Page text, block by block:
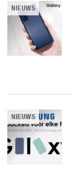
NIEUWS
NIEUWS